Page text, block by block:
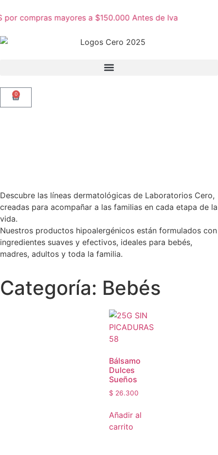
por compras mayores a $150.000 Antes de Iva
0
Descubre las líneas dermatológicas de Laboratorios Cero,
creadas para acompañar a las familias en cada etapa de la
vida.
Nuestros productos hipoalergénicos están formulados con
ingredientes suaves y efectivos, ideales para bebés,
madres, adultos y toda la familia.
Categoría: Bebés
Bálsamo
Dulces
Sueños
$ 26.300
Añadir al
carrito